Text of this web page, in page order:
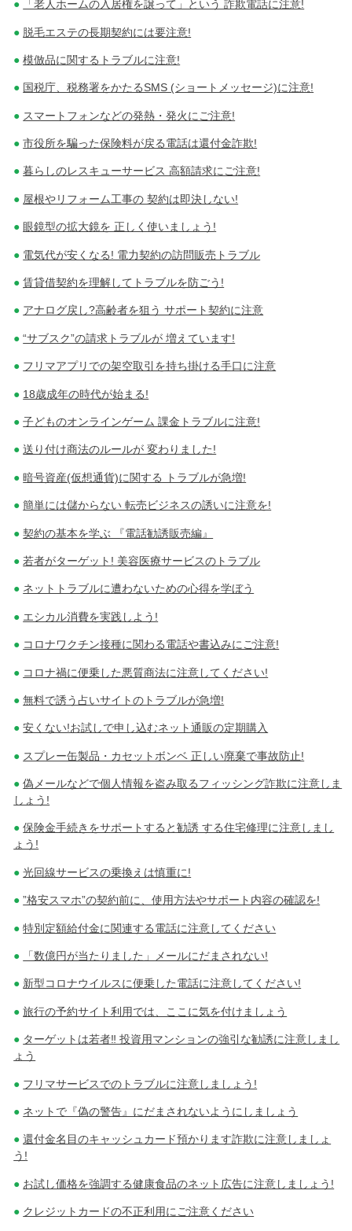
「老人ホームの入居権を譲って」という 詐欺電話に注意!
脱毛エステの長期契約には要注意!
模倣品に関するトラブルに注意!
国税庁、税務署をかたるSMS (ショートメッセージ)に注意!
スマートフォンなどの発熱・発火にご注意!
市役所を騙った保険料が戻る電話は還付金詐欺!
暮らしのレスキューサービス 高額請求にご注意!
屋根やリフォーム工事の 契約は即決しない!
眼鏡型の拡大鏡を 正しく使いましょう!
電気代が安くなる! 電力契約の訪問販売トラブル
賃貸借契約を理解してトラブルを防ごう!
アナログ戻し?高齢者を狙う サポート契約に注意
“サブスク”の請求トラブルが 増えています!
フリマアプリでの架空取引を持ち掛ける手口に注意
18歳成年の時代が始まる!
子どものオンラインゲーム 課金トラブルに注意!
送り付け商法のルールが 変わりました!
暗号資産(仮想通貨)に関する トラブルが急増!
簡単には儲からない 転売ビジネスの誘いに注意を!
契約の基本を学ぶ 『電話勧誘販売編』
若者がターゲット! 美容医療サービスのトラブル
ネットトラブルに遭わないための心得を学ぼう
エシカル消費を実践しよう!
コロナワクチン接種に関わる電話や書込みにご注意!
コロナ禍に便乗した悪質商法に注意してください!
無料で誘う占いサイトのトラブルが急増!
安くない!お試しで申し込むネット通販の定期購入
スプレー缶製品・カセットボンベ 正しい廃棄で事故防止!
偽メールなどで個人情報を盗み取るフィッシング詐欺に注意しま
しょう!
保険金手続きをサポートすると勧誘 する住宅修理に注意しまし
ょう!
光回線サービスの乗換えは慎重に!
”格安スマホ”の契約前に、使用方法やサポート内容の確認を!
特別定額給付金に関連する電話に注意してください
「数億円が当たりました」メールにだまされない!
新型コロナウイルスに便乗した電話に注意してください!
旅行の予約サイト利用では、ここに気を付けましょう
ターゲットは若者‼ 投資用マンションの強引な勧誘に注意しまし
ょう
フリマサービスでのトラブルに注意しましょう!
ネットで『偽の警告』にだまされないようにしましょう
還付金名目のキャッシュカード預かります詐欺に注意しましょ
う!
お試し価格を強調する健康食品のネット広告に注意しましょう!
クレジットカードの不正利用にご注意ください